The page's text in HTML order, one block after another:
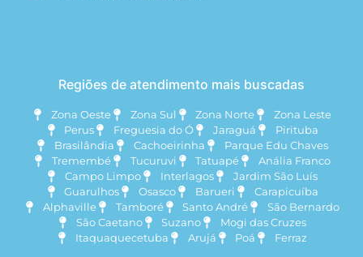
Regiões de atendimento mais buscadas
Zona Oeste Zona Sul Zona Norte
Zona Leste
Perus
Freguesia do Ó Jaraguá
Pirituba
Brasilândia
Cachoeirinha
Parque Edu Chaves
Tremembé
Tucuruvi Tatuapé
Anália Franco
Campo Limpo
Interlagos
Jardim São Luís
Guarulhos
Osasco Barueri
Carapicuíba
Alphaville
Tamboré Santo André
São Bernardo
São Caetano
Suzano
Mogi das Cruzes
Itaquaquecetuba
Arujá Poá Ferraz